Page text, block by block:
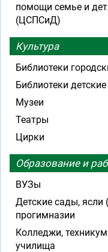
помощи семье и
(ЦСПСиД)
Культура
Библиотеки
Библиотеки детские
Музеи
Театры
Цирки
Образование и
ВУЗы
Детские сады, ясли
прогимназии
Колледжи,
училища